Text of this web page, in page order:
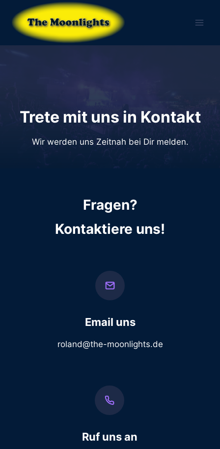
Inhalt
springen
Trete mit uns in Kontakt
Wir werden uns Zeitnah bei Dir melden.
Fragen?
Kontaktiere uns!
Email uns
roland@the-moonlights.de
Ruf uns an